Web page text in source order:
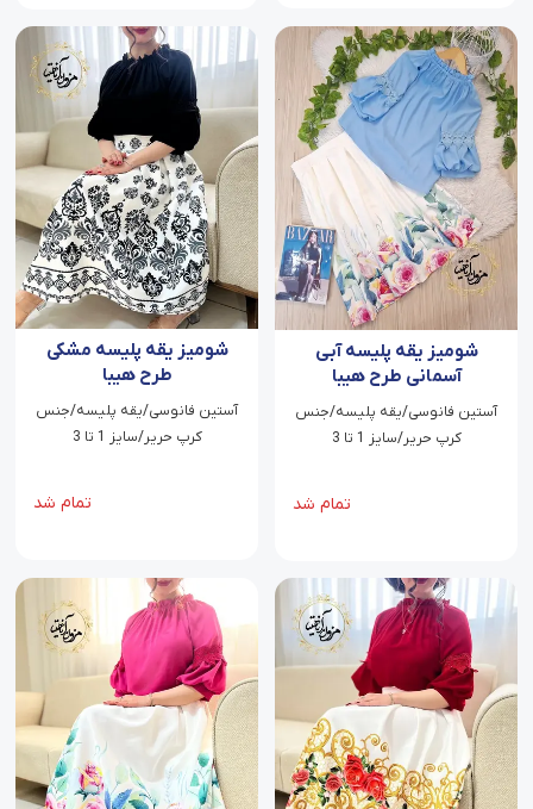
شومیز یقه پلیسه آبی
آسمانی طرح هیبا
آستین فانوسی/یقه پلیسه/جنس
کرپ حریر/سایز 1 تا 3
تمام شد
شومیز یقه پلیسه مشکی
طرح هیبا
آستین فانوسی/یقه پلیسه/جنس
کرپ حریر/سایز 1 تا 3
تمام شد